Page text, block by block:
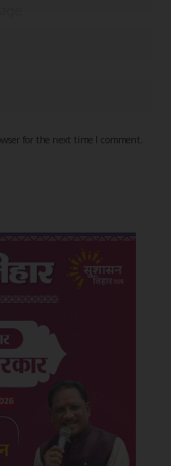
for the next time I comment.